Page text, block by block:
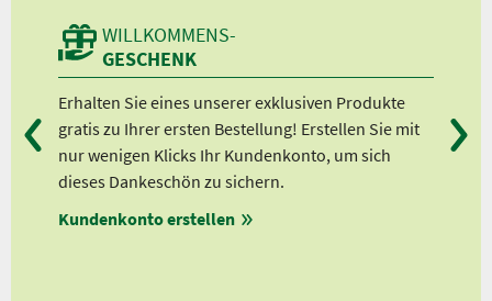
WILLKOMMENS-
GESCHENK
Erhalten Sie eines unserer exklusiven Produkte
gratis zu Ihrer ersten Bestellung! Erstellen Sie mit
nur wenigen Klicks Ihr Kundenkonto, um sich
dieses Dankeschön zu sichern.
Kundenkonto erstellen
Ab